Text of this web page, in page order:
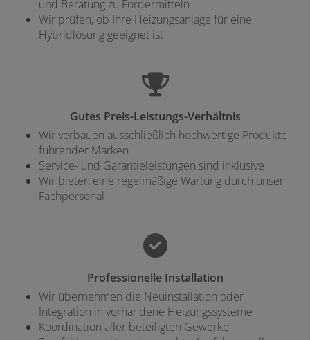
und Beratung zu Fördermitteln
Wir prüfen, ob Ihre Heizungsanlage für eine
Hybridlösung geeignet ist
Gutes Preis-Leistungs-Verhältnis
Wir verbauen ausschließlich hochwertige Produkte
führender Marken
Service- und Garantieleistungen sind inklusive
Wir bieten eine regelmäßige Wartung durch unser
Fachpersonal
Professionelle Installation
Wir übernehmen die Neuinstallation oder
Integration in vorhandene Heizungssysteme
Koordination aller beteiligten Gewerke